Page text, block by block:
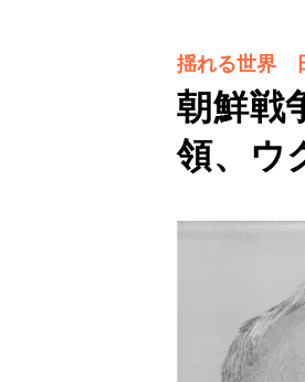
朝鮮戦
領、ウ
揺れる世界